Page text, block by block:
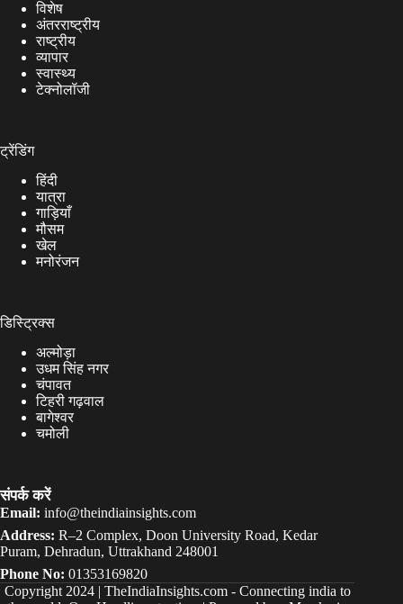
विशेष
अंतरराष्ट्रीय
राष्ट्रीय
व्यापार
स्वास्थ्य
टेक्नोलॉजी
ट्रेंडिंग
हिंदी
यात्रा
गाड़ियाँ
मौसम
खेल
मनोरंजन
डिस्ट्रिक्स
अल्मोड़ा
उधम सिंह नगर
चंपावत
टिहरी गढ़वाल
बागेश्वर
चमोली
संपर्क करें
Email: info@theindiainsights.com
Address: R–2 Complex, Doon University Road, Kedar
Puram, Dehradun, Uttrakhand 248001
Phone No: 01353169820
Copyright 2024 | TheIndiaInsights.com- Connecting india to